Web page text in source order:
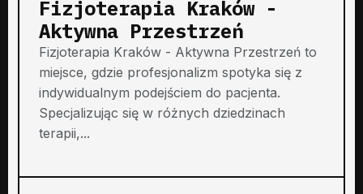
Fizjoterapia Kraków -
Aktywna Przestrzeń
Fizjoterapia Kraków - Aktywna Przestrzeń to
miejsce, gdzie profesjonalizm spotyka się z
indywidualnym podejściem do pacjenta.
Specjalizując się w różnych dziedzinach
terapii,...